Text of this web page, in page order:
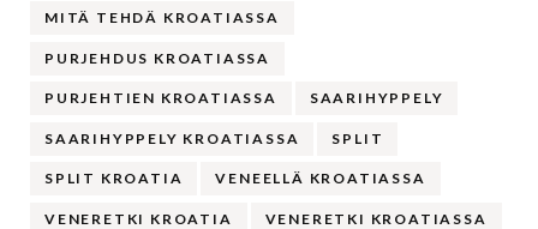
MITÄ TEHDÄ KROATIASSA
PURJEHDUS KROATIASSA
PURJEHTIEN KROATIASSA SAARIHYPPELY
SAARIHYPPELY KROATIASSA SPLIT
SPLIT KROATIA VENEELLÄ KROATIASSA
VENERETKI KROATIA VENERETKI KROATIASSA